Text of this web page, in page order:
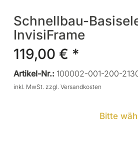
Schnellbau-
InvisiFrame
119,00 € *
Artikel-Nr.: 100002-001-200-
inkl. MwSt. zzgl. Versandkosten
Bitte